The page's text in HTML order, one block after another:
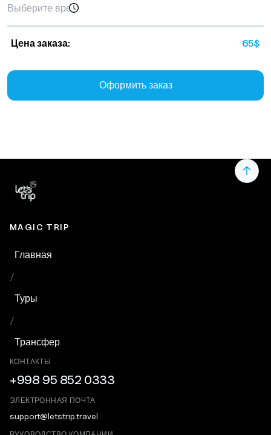
Цена заказа: 65$
Оформить заказ
MAGIC TRIP
Главная
/
Туры
/
Трансфер
КОНТАКТЫ
+998 95 852 0333
ЭЛЕКТРОННАЯ ПОЧТА
support@letstrip.travel